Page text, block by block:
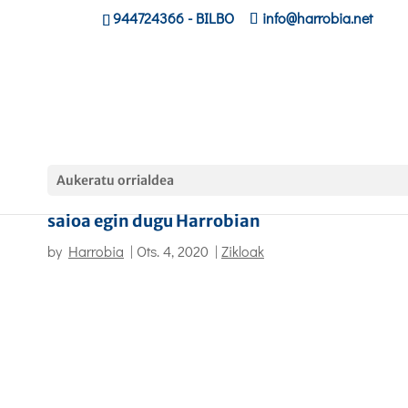
944724366- BILBO info@harrobia.net
Aukeratu orrialdea
saioa egin dugu Harrobian
by Harrobia | Ots. 4, 2020 | Zikloak